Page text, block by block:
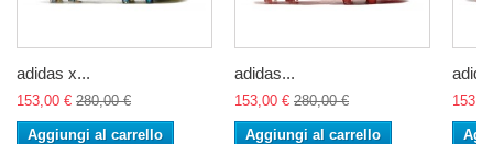
adidas x...
153,00 € 280,00 €
Aggiungi al carrello
adidas...
153,00 € 280,00 €
Aggiungi al carrello